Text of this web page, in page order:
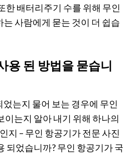
한 배터리주기 수를 위해 무인
사람에게 묻는 것이 더 쉽습
용 된 방법을 묻습니
는지 물어 보는 경우에 무인
이는지 알아 내기 위해 하나의
지 – 무인 항공기가 전문 사진
되었습니까? 무인 항공기가 국